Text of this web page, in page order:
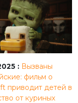
: Вызваны
фильм о
приводит детей в
от куриных